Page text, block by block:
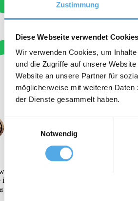
Zustimmung
Diese Webseite verwendet Cookies
Wir verwenden Cookies, um
und die Zugriffe auf unsere
Website an unsere Partner für
möglicherweise mit weiteren
der Dienste gesammelt haben.
Notwendig
palety.pl/en/forklifts We are a
the forklift and construction machinery
manufacturer of EPAL EUR pallets and